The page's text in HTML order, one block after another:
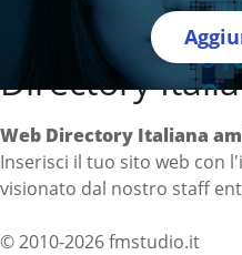
Directory Italia
Web Directory Italiana
Inserisci il tuo sito web con
visionato dal nostro staff
© 2010-2026 fmstudio.it